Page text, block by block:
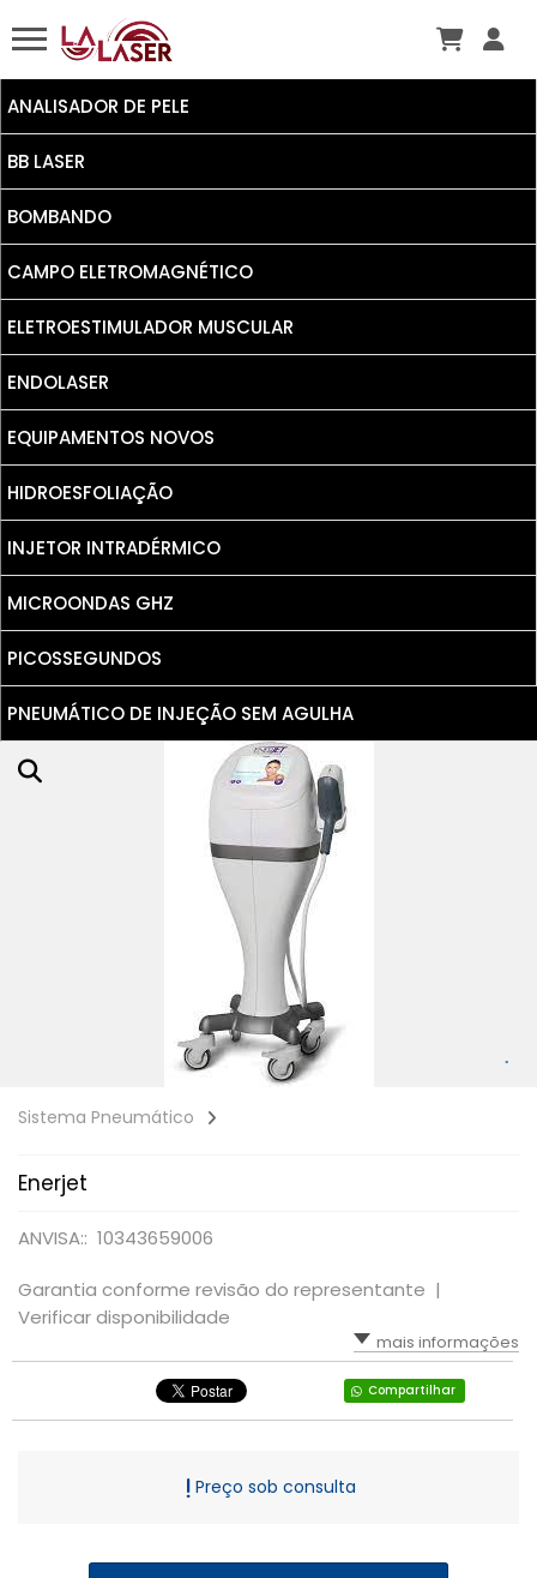
ANALISADOR DE PELE
BB LASER
BOMBANDO
CAMPO ELETROMAGNÉTICO
ELETROESTIMULADOR MUSCULAR
ENDOLASER
EQUIPAMENTOS NOVOS
HIDROESFOLIAÇÃO
INJETOR INTRADÉRMICO
MICROONDAS GHZ
PICOSSEGUNDOS
PNEUMÁTICO DE INJEÇÃO SEM AGULHA
Sistema Pneumático
Enerjet
ANVISA:: 10343659006
Garantia conforme revisão do representante |
Verificar disponibilidade
mais informações
Compartilhar
Preço sob consulta